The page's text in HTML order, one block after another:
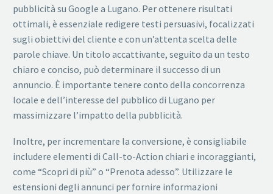
pubblicità su Google a Lugano. Per ottenere risultati
ottimali, è essenziale redigere testi persuasivi, focalizzati
sugli obiettivi del cliente e con un’attenta scelta delle
parole chiave. Un titolo accattivante, seguito da un testo
chiaro e conciso, può determinare il successo di un
annuncio. È importante tenere conto della concorrenza
locale e dell’interesse del pubblico di Lugano per
massimizzare l’impatto della pubblicità.
Inoltre, per incrementare la conversione, è consigliabile
includere elementi di Call-to-Action chiari e incoraggianti,
come “Scopri di più” o “Prenota adesso”. Utilizzare le
estensioni degli annunci per fornire informazioni